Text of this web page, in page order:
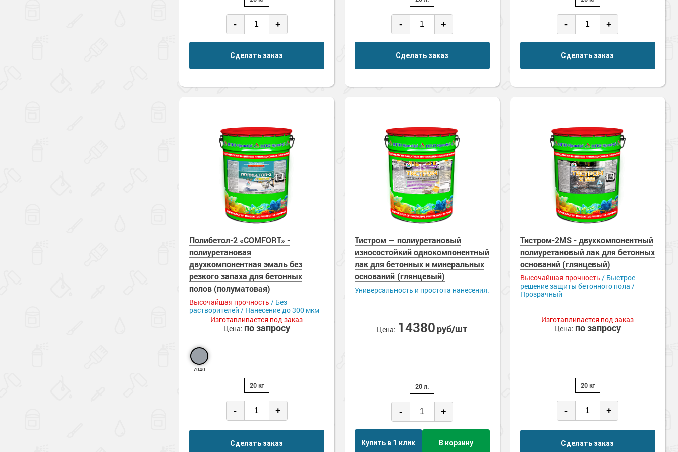
- +
Сделать заказ
- +
Сделать заказ
- +
Сделать заказ
Полибетол-2 «COMFORT» -
полиуретановая
двухкомпонентная эмаль без
резкого запаха для бетонных
полов (полуматовая)
Высочайшая прочность / Без
растворителей / Нанесение до 300 мкм
Изготавливается под заказ
Цена: по запросу
7040
20 кг
- +
Сделать заказ
Тистром — полиуретановый
износостойкий однокомпонентный
лак для бетонных и минеральных
оснований (глянцевый)
Универсальность и простота нанесения.
Цена: 14380 руб/шт
20 л.
- +
Купить в 1 клик В корзину
Тистром-2MS - двухкомпонентный
полиуретановый лак для бетонных
оснований (глянцевый)
Высочайшая прочность / Быстрое
решение защиты бетонного пола /
Прозрачный
Изготавливается под заказ
Цена: по запросу
20 кг
- +
Сделать заказ